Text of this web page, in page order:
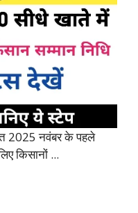
2025 नवंबर के पहले
किसानों ...